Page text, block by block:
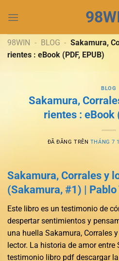
đến
dung98WIN - BLOG - Sakamura,
rientes : eBook (PDF, EPUB)
BLOG
Sakamura,
rientes : eBook
ĐÃ ĐĂNG TRÊN THÁNG 7
Sakamura, Corrales y
(Sakamura, #1) | Pablo
Este libro es un testimonio de
despertar sentimientos y
una huella Sakamura, Corrales
lector. La historia de amor entre
testimonio libro pdf descargar